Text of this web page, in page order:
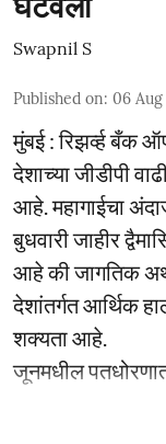
Swapnil S
Published on: 06 Aug
मुंबई : रिझर्व्ह बँक
देशाच्या जीडीपी
आहे. महागाईचा
बुधवारी जाहीर
आहे की जागतिक
देशांतर्गत आर्थिक
शक्यता आहे.
जूनमधील